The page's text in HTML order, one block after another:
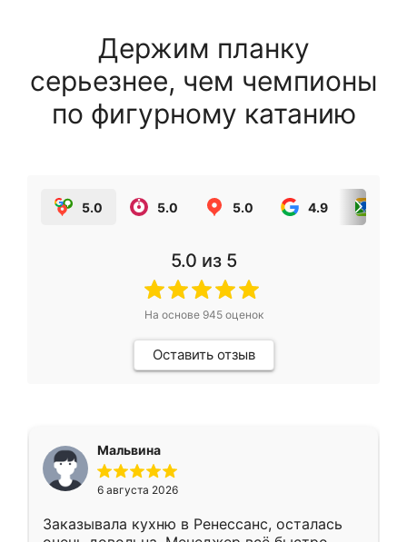
Держим планку
серьезнее, чем чемпионы
по фигурному катанию
5.0 5.0 5.0 4.9
5.0 из 5
На основе 945оценок
Оставить отзыв
Мальвина
6 августа 2026
Заказывала кухню в Ренессанс, осталась